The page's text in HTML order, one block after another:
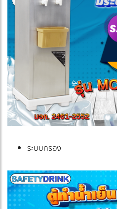
ระบบกรอง